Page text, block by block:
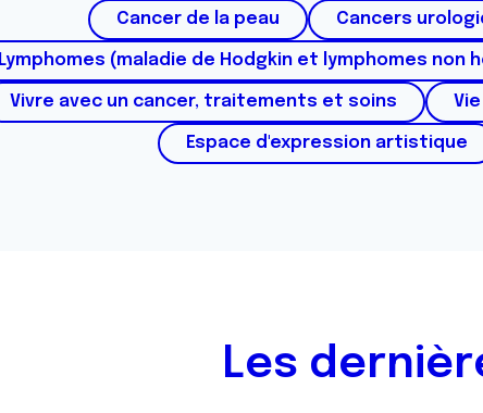
Cancer de la peau Cancers
Lymphomes (maladie de Hodgkin et lymphomes non
Vivre avec un cancer, traitements et soins
Espace d'expression artistique
Les